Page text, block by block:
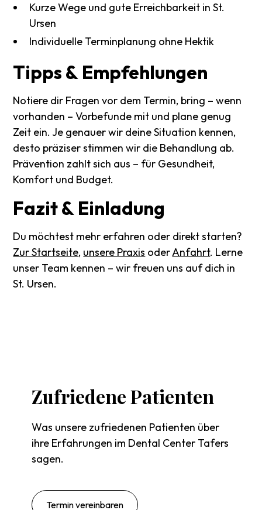
Kurze Wege und gute Erreichbarkeit in St.
Ursen
Individuelle Terminplanung ohne Hektik
Tipps & Empfehlungen
Notiere dir Fragen vor dem Termin, bring – wenn
vorhanden – Vorbefunde mit und plane genug
Zeit ein. Je genauer wir deine Situation kennen,
desto präziser stimmen wir die Behandlung ab.
Prävention zahlt sich aus – für Gesundheit,
Komfort und Budget.
Fazit& Einladung
Du möchtest mehr erfahren oder direkt starten?
Zur Startseite, unsere Praxis oderAnfahrt. Lerne
unser Team kennen – wir freuen uns auf dich in
St. Ursen.
ZufriedenePatienten
Was unsere zufriedenen Patienten über
ihre Erfahrungen im Dental Center Tafers
sagen.
Termin vereinbaren